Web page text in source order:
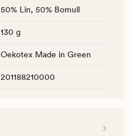
50% Lin, 50% Bomull
130 g
Oekotex Made in Green
201188210000